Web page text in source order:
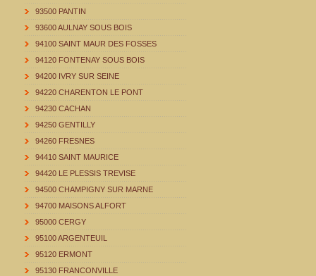
93500 PANTIN
93600 AULNAY SOUS BOIS
94100 SAINT MAUR DES FOSSES
94120 FONTENAY SOUS BOIS
94200 IVRY SUR SEINE
94220 CHARENTON LE PONT
94230 CACHAN
94250 GENTILLY
94260 FRESNES
94410 SAINT MAURICE
94420 LE PLESSIS TREVISE
94500 CHAMPIGNY SUR MARNE
94700 MAISONS ALFORT
95000 CERGY
95100 ARGENTEUIL
95120 ERMONT
95130 FRANCONVILLE